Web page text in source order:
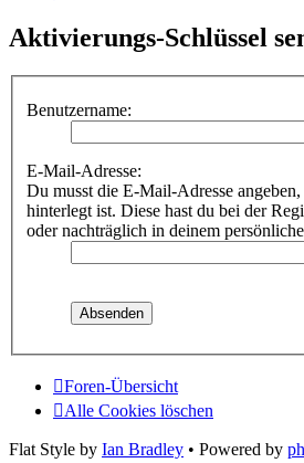
Aktivierungs-Schlüssel
Benutzername:
E-Mail-Adresse:
Du musst die E-Mail-Adresse
hinterlegt ist. Diese hast du bei der
oder nachträglich in deinem
Foren-Übersicht
Alle Cookies löschen
Flat Style by Ian Bradley • Powered by